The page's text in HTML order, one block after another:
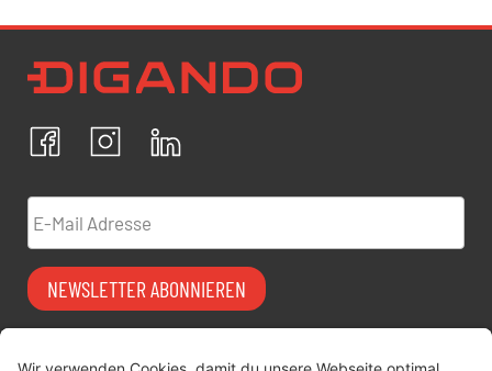
FacebookInstagram
Ich bestätige, dass ich die
Datenschutzrichtlinien
personenbezogenen Daten einverstanden.
E-Mail Adresse
NEWSLETTER ABONNIEREN